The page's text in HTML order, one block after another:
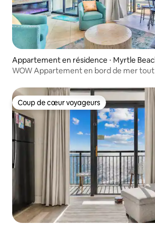
Appartement en résidence ⋅ Myrtle
WOW Appartement en bord de mer
Coup de cœur voyageurs
Coup de cœur voyageurs